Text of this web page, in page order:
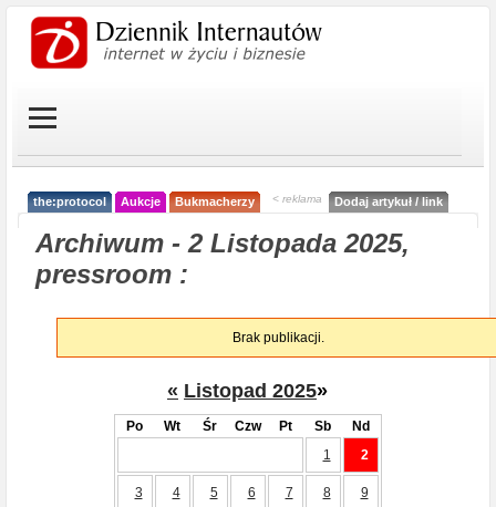
the:protocol Aukcje Bukmacherzy < reklama Dodaj artykuł / link
Archiwum - 2 Listopada 2025,
pressroom :
Brak publikacji.
« Listopad 2025»
Po Wt Śr Czw Pt Sb
Nd
1
2
3 4 5 6 7 8 9